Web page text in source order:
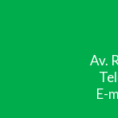
Av.
E-